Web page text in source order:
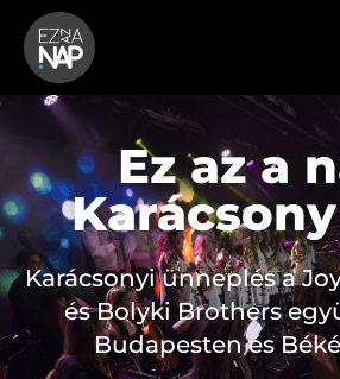
Ez az a
Karácsonyi ünneplés a
és Bolyki Brothers
Budapesten és